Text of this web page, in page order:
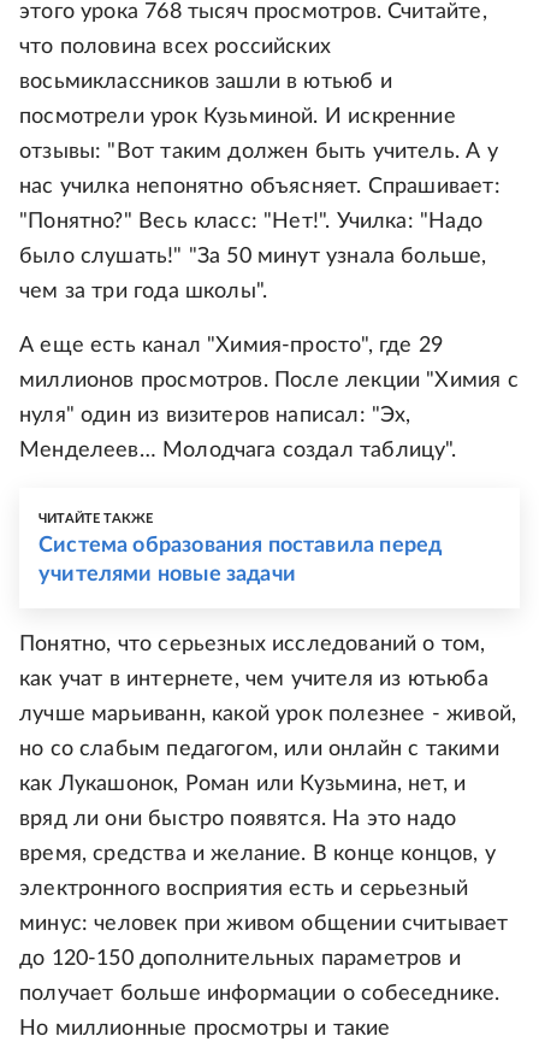
этого урока 768 тысяч просмотров. Считайте,
что половина всех российских
восьмиклассников зашли в ютьюб и
посмотрели урок Кузьминой. И искренние
отзывы: "Вот таким должен быть учитель. А у
нас училка непонятно объясняет. Спрашивает:
"Понятно?" Весь класс: "Нет!". Училка: "Надо
было слушать!" "За 50 минут узнала больше,
чем за три года школы".
А еще есть канал "Химия-просто", где 29
миллионов просмотров. После лекции "Химия с
нуля" один из визитеров написал: "Эх,
Менделеев… Молодчага создал таблицу".
ЧИТАЙТЕ ТАКЖЕ
Система образования поставила перед
учителями новые задачи
Понятно, что серьезных исследований о том,
как учат в интернете, чем учителя из ютьюба
лучше марьиванн, какой урок полезнее - живой,
но со слабым педагогом, или онлайн с такими
как Лукашонок, Роман или Кузьмина, нет, и
вряд ли они быстро появятся. На это надо
время, средства и желание. В конце концов, у
электронного восприятия есть и серьезный
минус: человек при живом общении считывает
до 120-150 дополнительных параметров и
получает больше информации о собеседнике.
Но миллионные просмотры и такие